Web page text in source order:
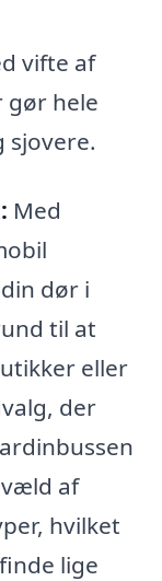
vifte af
gør hele
sjovere.
Med
dør i
til at
eller
der
af
hvilket
lige